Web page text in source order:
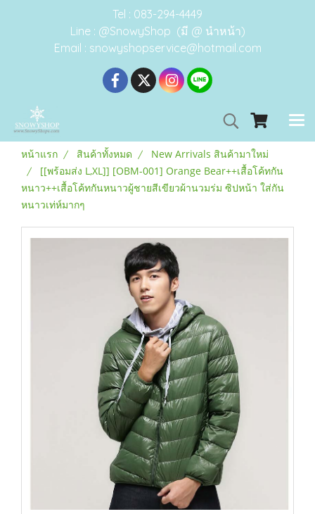
Tel : 083-294-4449
Line : @SnowyShop (มี @ นำหน้า)
Email : snowyshopservice@hotmail.com
หน้าแรก สินค้าทั้งหมด
New Arrivals สินค้ามาใหม่
[[พร้อมส่ง L,XL]] [OBM-001] Orange Bear++เสื้อโค้ทกัน
หนาว++เสื้อโค้ทกันหนาวผู้ชายสีเขียวผ้านวมร่ม ซิปหน้า ใส่กัน
หนาวเท่ห์มากๆ